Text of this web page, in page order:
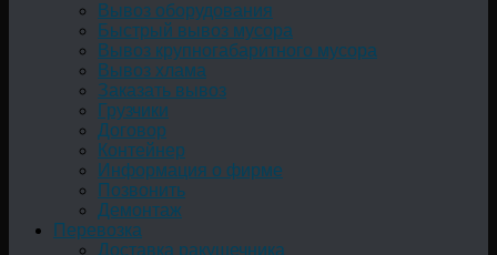
Вывоз оборудования
Быстрый вывоз мусора
Вывоз крупногабаритного мусора
Вывоз хлама
Заказать вывоз
Грузчики
Договор
Контейнер
Информация о фирме
Позвонить
Демонтаж
Перевозка
Доставка ракушечника